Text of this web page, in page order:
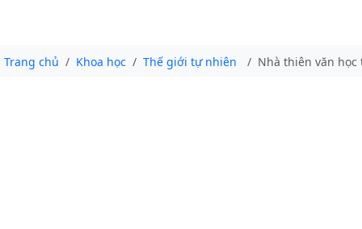
Trang chủ Khoa học Thế giới tự nhiên Nhà thiên văn học